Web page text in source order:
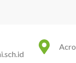
Insani